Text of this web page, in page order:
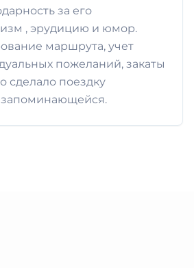
за его
, эрудицию и юмор.
маршрута, учет
пожеланий, закаты
сделало поездку